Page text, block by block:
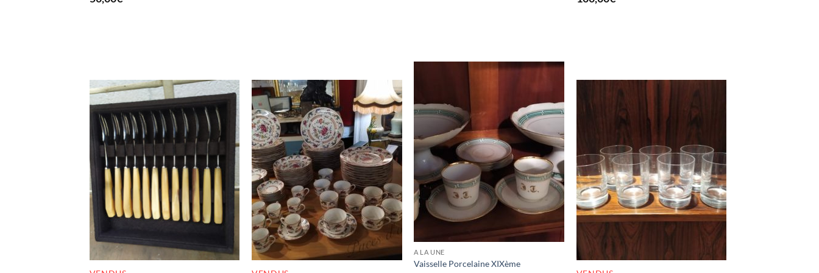
RUPTURE DE STOCK RUPTURE DE STOCK
A LA UNE
Vaisselle Porcelaine XIXème
RUPTURE DE STOCK